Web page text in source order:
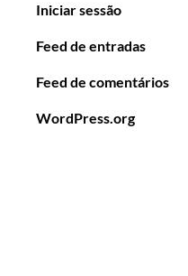
Iniciar sessão
Feed de entradas
Feed de comentários
WordPress.org